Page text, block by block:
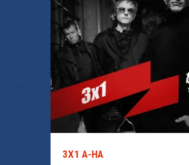
3X1 A-HA